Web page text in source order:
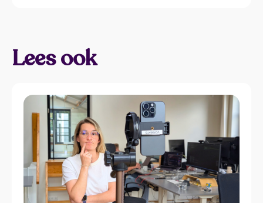
Lees ook